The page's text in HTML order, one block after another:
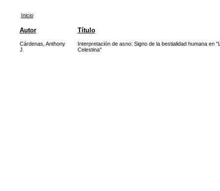
Inicio
Autor Título
Cárdenas, Anthony
J.
Interpretación de asno: Signo de la bestialidad humana en
Celestina"